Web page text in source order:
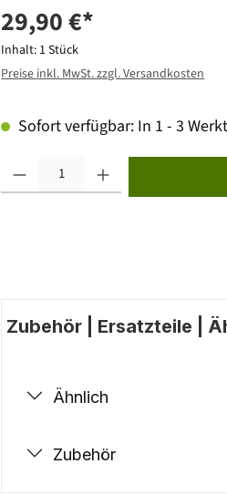
29,90 €*
Inhalt: 1 Stück
Preise inkl. MwSt. zzgl. Versandkosten
Sofort verfügbar: In 1 - 3
Zubehör | Ersatzteile |
Ähnlich
Zubehör